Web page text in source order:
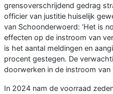
grensoverschrijdend gedrag
officier van justitie huiselijk
van Schoonderwoerd: ‘Het is
effecten op de instroom van
is het aantal meldingen en
procent gestegen. De
doorwerken in de instroom van
In 2024 nam de voorraad